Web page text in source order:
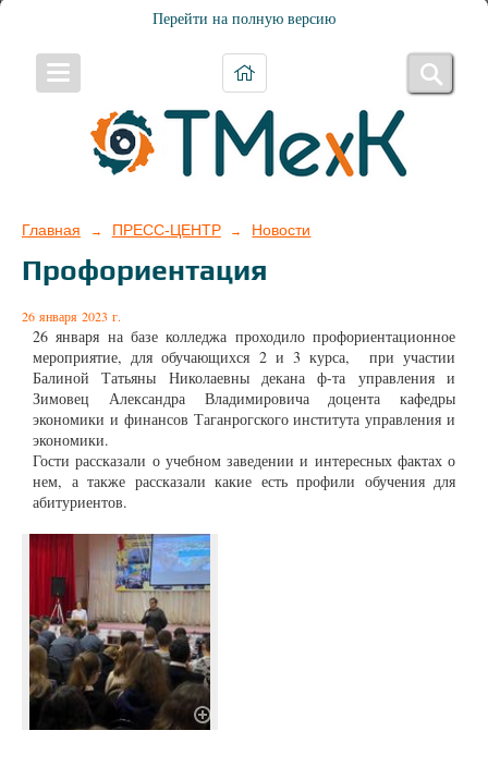
Перейти на полную версию
Главная → ПРЕСС-ЦЕНТР → Новости
Профориентация
26 января 2023 г.
26 января на базе колледжа проходило профориентационное
мероприятие, для обучающихся 2 и 3 курса, при участии
Балиной Татьяны Николаевны декана ф-та управления и
Зимовец Александра Владимировича доцента кафедры
экономики и финансов Таганрогского института управления и
экономики.
Гости рассказали о учебном заведении и интересных фактах о
нем, а также рассказали какие есть профили обучения для
абитуриентов.